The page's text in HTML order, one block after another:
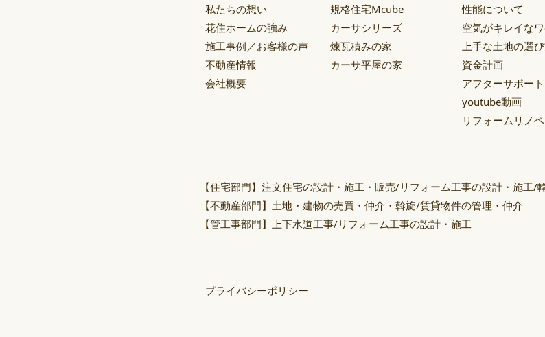
私たちの想い
花住ホームの強み
施工事例／お客様の声
不動産情報
会社概要
規格住宅Mcube
カーサシリーズ
煉瓦積みの家
カーサ平屋の家
性能について
空気がキレイな
上手な土地の選
資金計画
アフターサポート
youtube動画
リフォームリノベ
【住宅部門】注文住宅の設計・施工・販売/リフォーム工事の設計・施工/
【不動産部門】土地・建物の売買・仲介・斡旋/賃貸物件の管理・仲介
【管工事部門】上下水道工事/リフォーム工事の設計・施工
プライバシーポリシー